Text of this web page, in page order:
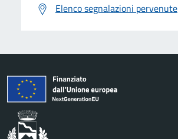
Elenco segnalazioni pervenute